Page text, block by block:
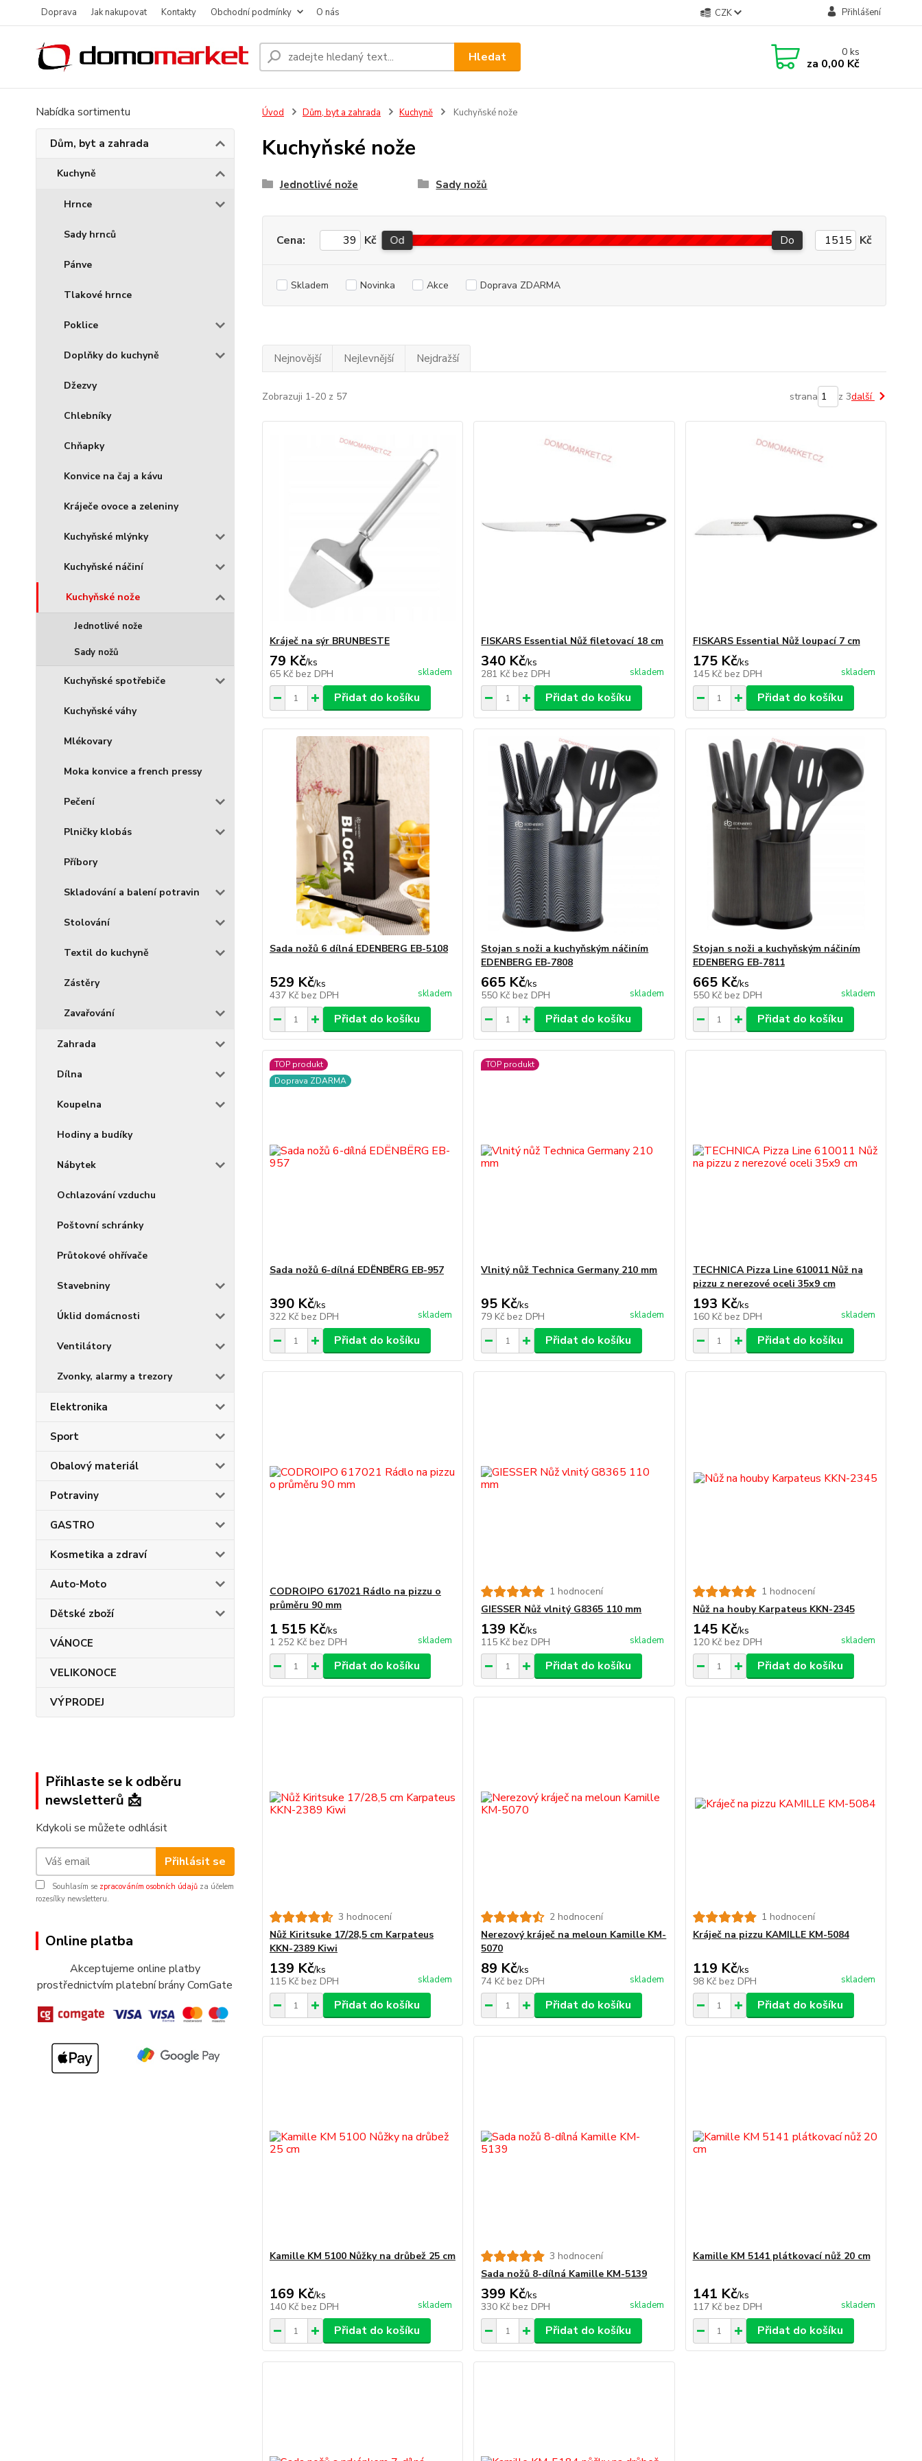
Doprava Jak nakupovat Kontakty Obchodní podmínky O nás CZK Přihlášení
Hledat 0ks
za 0,00 Kč
Nabídka sortimentu
Dům, byt a zahrada
Kuchyně
Hrnce
Sady hrnců
Pánve
Tlakové hrnce
Poklice
Doplňky do kuchyně
Džezvy
Chlebníky
Chňapky
Konvice na čaj a kávu
Kráječe ovoce a zeleniny
Kuchyňské mlýnky
Kuchyňské náčiní
Kuchyňské nože
Jednotlivé nože
Sady nožů
Kuchyňské spotřebiče
Kuchyňské váhy
Mlékovary
Moka konvice a french pressy
Pečení
Plničky klobás
Příbory
Skladování a balení potravin
Stolování
Textil do kuchyně
Zástěry
Zavařování
Zahrada
Dílna
Koupelna
Hodiny a budíky
Nábytek
Ochlazování vzduchu
Poštovní schránky
Průtokové ohřívače
Stavebniny
Úklid domácnosti
Ventilátory
Zvonky, alarmy a trezory
Elektronika
Sport
Obalový materiál
Potraviny
GASTRO
Kosmetika a zdraví
Auto-Moto
Dětské zboží
VÁNOCE
VELIKONOCE
VÝPRODEJ
Přihlaste se k odběru
newsletterů 📩
Kdykoli se můžete odhlásit
Přihlásit se
Souhlasím se zpracováním osobních údajů za účelem
rozesílky newsletteru.
Online platba
Akceptujeme online platby
prostřednictvím platební brány ComGate
Úvod Dům, byt a zahrada Kuchyně Kuchyňské nože
Kuchyňské nože
Jednotlivé nože Sady nožů
Cena: Kč Od Do Kč
Skladem Novinka Akce Doprava ZDARMA
Nejnovější Nejlevnější Nejdražší
Zobrazuji 1-20 z 57 strana z 3další
Kráječ na sýr BRUNBESTE
79 Kč/ks
65 Kč bez DPH skladem
Přidat do košíku
FISKARS Essential Nůž filetovací 18 cm
340 Kč/ks
281 Kč bez DPH skladem
Přidat do košíku
FISKARS Essential Nůž loupací 7 cm
175 Kč/ks
145 Kč bez DPH skladem
Přidat do košíku
Sada nožů 6 dílná EDENBERG EB-5108
529 Kč/ks
437 Kč bez DPH skladem
Přidat do košíku
Stojan s noži a kuchyňským náčiním
EDENBERG EB-7808
665 Kč/ks
550 Kč bez DPH skladem
Přidat do košíku
Stojan s noži a kuchyňským náčiním
EDENBERG EB-7811
665 Kč/ks
550 Kč bez DPH skladem
Přidat do košíku
TOP produkt
Doprava ZDARMA
Sada nožů 6-dílná EDËNBËRG EB-957
390 Kč/ks
322 Kč bez DPH skladem
Přidat do košíku
TOP produkt
Vlnitý nůž Technica Germany 210 mm
95 Kč/ks
79 Kč bez DPH skladem
Přidat do košíku
TECHNICA Pizza Line 610011 Nůž na
pizzu z nerezové oceli 35x9 cm
193 Kč/ks
160 Kč bez DPH skladem
Přidat do košíku
CODROIPO 617021 Rádlo na pizzu o
průměru 90 mm
1 515 Kč/ks
1 252 Kč bez DPH skladem
Přidat do košíku
1 hodnocení
GIESSER Nůž vlnitý G8365 110 mm
139 Kč/ks
115 Kč bez DPH skladem
Přidat do košíku
1 hodnocení
Nůž na houby Karpateus KKN-2345
145 Kč/ks
120 Kč bez DPH skladem
Přidat do košíku
3 hodnocení
Nůž Kiritsuke 17/28,5 cm Karpateus
KKN-2389 Kiwi
139 Kč/ks
115 Kč bez DPH skladem
Přidat do košíku
2 hodnocení
Nerezový kráječ na meloun Kamille KM-
5070
89 Kč/ks
74 Kč bez DPH skladem
Přidat do košíku
1 hodnocení
Kráječ na pizzu KAMILLE KM-5084
119 Kč/ks
98 Kč bez DPH skladem
Přidat do košíku
Kamille KM 5100 Nůžky na drůbež 25 cm
169 Kč/ks
140 Kč bez DPH skladem
Přidat do košíku
3 hodnocení
Sada nožů 8-dílná Kamille KM-5139
399 Kč/ks
330 Kč bez DPH skladem
Přidat do košíku
Kamille KM 5141 plátkovací nůž 20 cm
141 Kč/ks
117 Kč bez DPH skladem
Přidat do košíku